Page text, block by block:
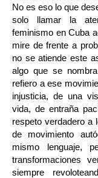
No es eso lo que
solo llamar la
feminismo en Cuba
mire de frente a
no se atiende este
algo que se
refiero a ese
injusticia, de una
vida, de entraña
respeto verdadero a
de movimiento
mismo lenguaje,
transformaciones
siempre